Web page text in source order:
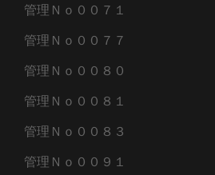
管理Ｎｏ００７１
管理Ｎｏ００７７
管理Ｎｏ００８０
管理Ｎｏ００８１
管理Ｎｏ００８３
管理Ｎｏ００９１